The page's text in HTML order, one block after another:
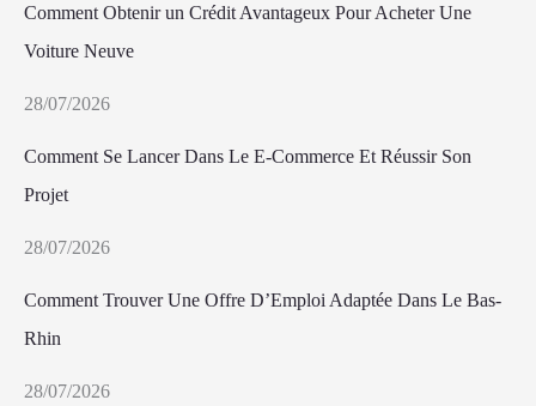
Comment Obtenir un Crédit Avantageux Pour Acheter Une
Voiture Neuve
28/07/2026
Comment Se Lancer Dans Le E-Commerce Et Réussir Son
Projet
28/07/2026
Comment Trouver Une Offre D’Emploi Adaptée Dans Le Bas-
Rhin
28/07/2026